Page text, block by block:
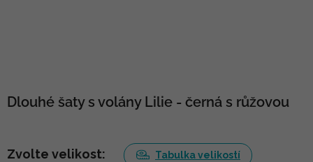
Dlouhé šaty s volány Lilie - černá s růžovou
Zvolte velikost: Tabulka velikostí